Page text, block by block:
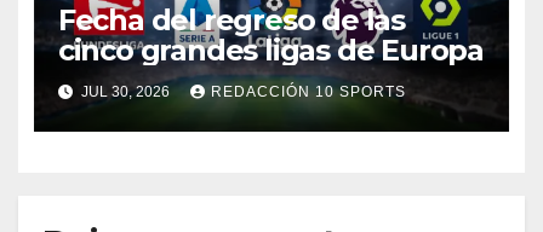
Fecha del regreso de las
cinco grandes ligas de Europa
JUL 30, 2026 REDACCIÓN 10 SPORTS